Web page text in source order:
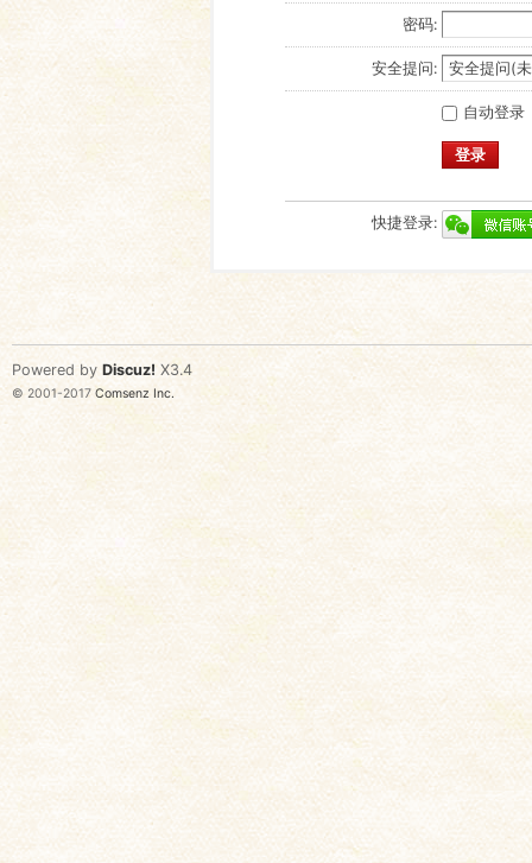
密码:
安全提问:
自动登录
登录
快捷登录:
Powered by Discuz! X3.4
© 2001-2017 Comsenz Inc.